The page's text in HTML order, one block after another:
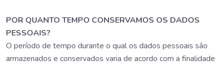
POR QUANTO TEMPO CONSERVAMOS OS DADOS
PESSOAIS?
O período de tempo durante o qual os dados pessoais são
armazenados e conservados varia de acordo com a finalidade